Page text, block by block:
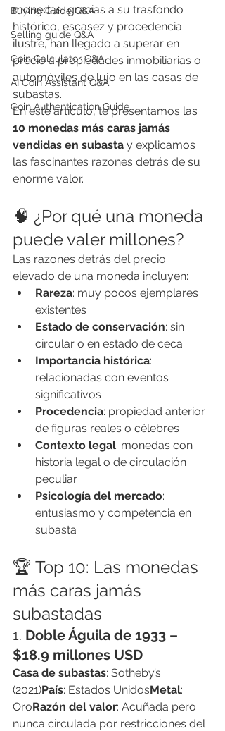
Buying Guide Q&A
Selling guide Q&A
Coin Calculator Q&A
AI Coin Assistant Q&A
Coin Authentication Guide
monedas, gracias a su trasfondo
histórico, escasez y procedencia
ilustre, han llegado a superar en
precio a propiedades inmobiliarias o
automóviles de lujo en las casas de
subastas.
En este artículo, te presentamos las
10 monedas más caras jamás
vendidas en subasta y explicamos
las fascinantes razones detrás de su
enorme valor.
🧠 ¿Por qué una moneda
puede valer millones?
Las razones detrás del precio
elevado de una moneda incluyen:
Rareza: muy pocos ejemplares
existentes
Estado de conservación: sin
circular o en estado de ceca
Importancia histórica:
relacionadas con eventos
significativos
Procedencia: propiedad anterior
de figuras reales o célebres
Contexto legal: monedas con
historia legal o de circulación
peculiar
Psicología del mercado:
entusiasmo y competencia en
subasta
🏆 Top 10: Las monedas
más caras jamás
subastadas
1. Doble Águila de 1933 –
$18.9 millones USD
Casa de subastas: Sotheby’s
(2021)País: Estados UnidosMetal:
OroRazón del valor: Acuñada pero
nunca circulada por restricciones del